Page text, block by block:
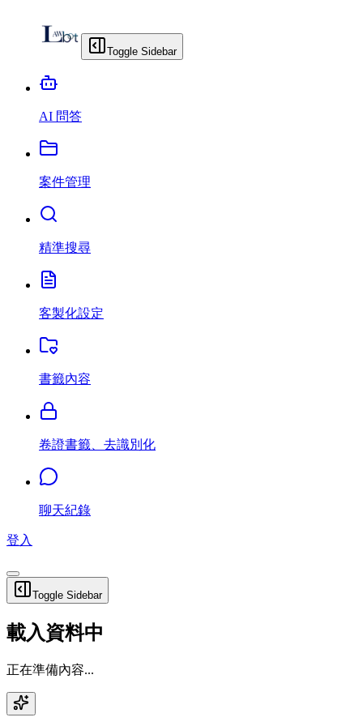
Toggle Sidebar
AI 問答
案件管理
精準搜尋
客製化設定
書籤內容
卷證書籤、去識別化
聊天紀錄
登入
Toggle Sidebar
載入資料中
正在準備內容...